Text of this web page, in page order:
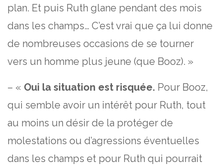
plan. Et puis Ruth glane pendant des mois
dans les champs… C’est vrai que ça lui donne
de nombreuses occasions de se tourner
vers un homme plus jeune (que Booz). »
– « Oui la situation est risquée. Pour Booz,
qui semble avoir un intérêt pour Ruth, tout
au moins un désir de la protéger de
molestations ou d’agressions éventuelles
dans les champs et pour Ruth qui pourrait